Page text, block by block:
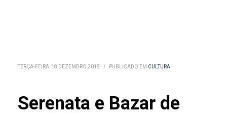
TERÇA-FEIRA, 18 DEZEMBRO 2018 / PUBLICADO EM CULTURA
Serenata e Bazar de